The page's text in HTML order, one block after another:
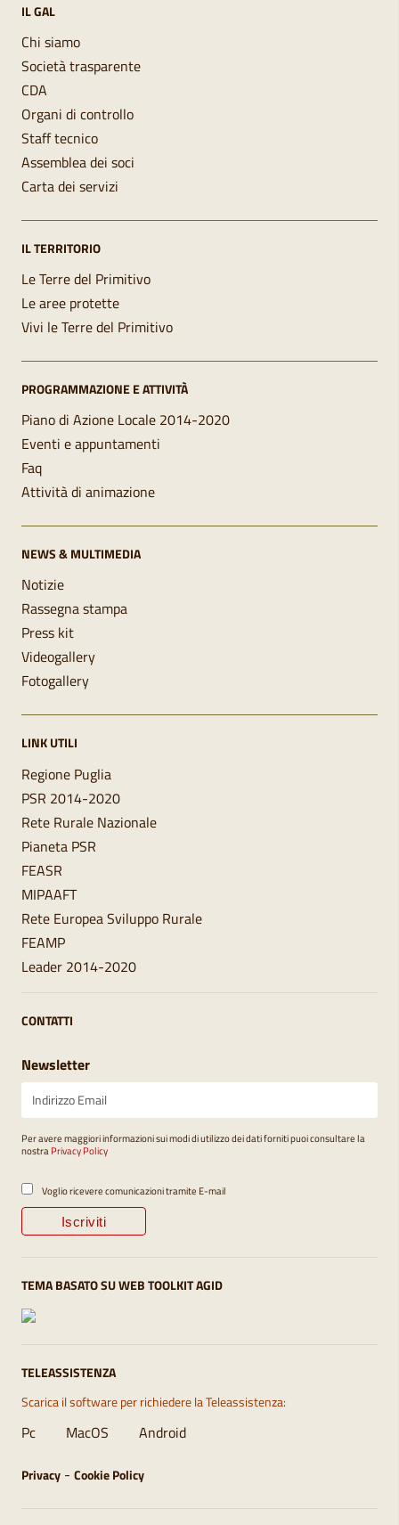
IL GAL
Chi siamo
Società trasparente
CDA
Organi di controllo
Staff tecnico
Assemblea dei soci
Carta dei servizi
IL TERRITORIO
Le Terre del Primitivo
Le aree protette
Vivi le Terre del Primitivo
PROGRAMMAZIONE E ATTIVITÀ
Piano di Azione Locale 2014-2020
Eventi e appuntamenti
Faq
Attività di animazione
NEWS & MULTIMEDIA
Notizie
Rassegna stampa
Press kit
Videogallery
Fotogallery
LINK UTILI
Regione Puglia
PSR 2014-2020
Rete Rurale Nazionale
Pianeta PSR
FEASR
MIPAAFT
Rete Europea Sviluppo Rurale
FEAMP
Leader 2014-2020
CONTATTI
Newsletter
Per avere maggiori informazioni sui modi di utilizzo dei dati forniti puoi consultare la
nostraPrivacy Policy
Voglio ricevere comunicazioni tramite E-mail
TEMA BASATO SU WEB TOOLKIT AGID
TELEASSISTENZA
Scarica il software per richiedere la Teleassistenza:
Pc MacOS Android
Privacy - Cookie Policy